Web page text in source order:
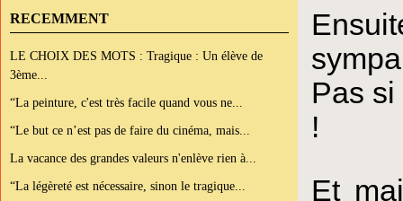
RECEMMENT
LE CHOIX DES MOTS : Tragique : Un élève de
3ème...
“La peinture, c'est très facile quand vous ne...
“Le but ce n’est pas de faire du cinéma, mais...
La vacance des grandes valeurs n'enlève rien à...
“La légèreté est nécessaire, sinon le tragique...
Pas
!
Et